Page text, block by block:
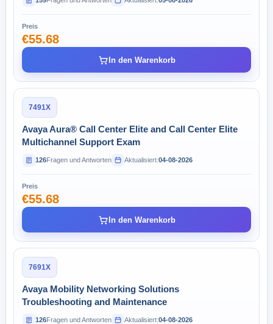
Preis
€55.68
In den Warenkorb
7491X
Avaya Aura® Call Center Elite and Call Center Elite
Multichannel Support Exam
126Fragen und Antworten Aktualisiert:04-08-2026
Preis
€55.68
In den Warenkorb
7691X
Avaya Mobility Networking Solutions
Troubleshooting and Maintenance
126Fragen und Antworten Aktualisiert:04-08-2026